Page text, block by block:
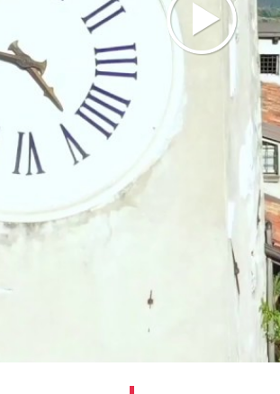
del borgo o nella prestigiosa
cui una concentrazione di capolavori
Canova) è sempre a disposizione di
viaggiatori.
BORGHI PIÙ BELLI D’ITALIA